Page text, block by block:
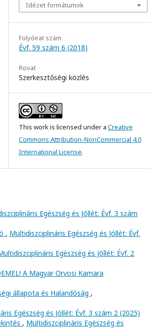
Idézet formátumok
Folyóirat szám
Évf. 59 szám 6 (2018)
Rovat
Szerkesztőségi közlés
This work is licensed under a Creative
Commons Attribution-NonCommercial 4.0
International License.
Egészség és Jóllét: Évf. 3 szám
, Multidiszciplináris Egészség és Jóllét: Évf.
Egészség és Jóllét: Évf. 2
A Magyar Orvosi Kamara
állapota és Halandóság ,
Egészség és Jóllét: Évf. 3 szám 2 (2025)
, Multidiszciplináris Egészség és